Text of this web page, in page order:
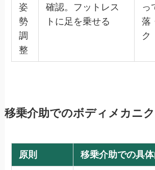
姿
勢
調
整
確認。フットレス
トに足を乗せる
っ
落
ク
移乗介助でのボディメカニ
原則 移乗介助での具